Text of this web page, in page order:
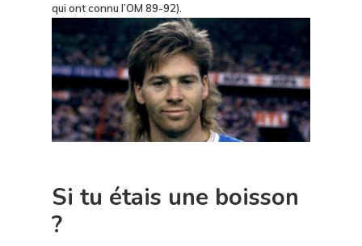
qui ont connu l’OM 89-92).
Si tu étais une boisson
?